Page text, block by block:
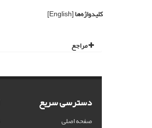
کلیدواژه‌ها[English]
مراجع
دسترسی سریع
صفحه اصلی